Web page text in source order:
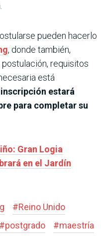
pueden hacerlo
, donde también,
requisitos
está
estará
para completar su
Gran Logia
en el Jardín
#Reino Unido
#postgrado #maestría